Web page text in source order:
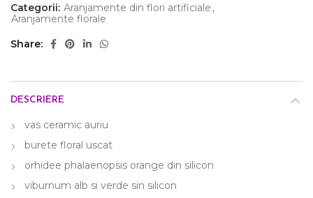
Categorii: Aranjamente din flori artificiale ,
Aranjamente florale
Share
DESCRIERE
vas ceramic auriu
burete floral uscat
orhidee phalaenopsis orange din silicon
viburnum alb si verde sin silicon